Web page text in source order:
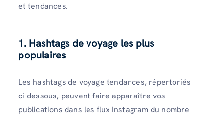
et tendances.
1. Hashtags de voyage les plus
populaires
Les hashtags de voyage tendances, répertoriés
ci-dessous, peuvent faire apparaître vos
publications dans les flux Instagram du nombre